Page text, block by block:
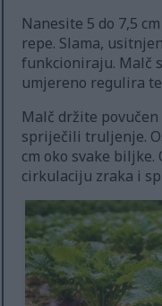
Nanesite 5 do 7,5
repe. Slama,
funkcioniraju. Malč
umjereno regulira
Malč držite
spriječili truljenje.
cm oko svake biljke.
cirkulaciju zraka i